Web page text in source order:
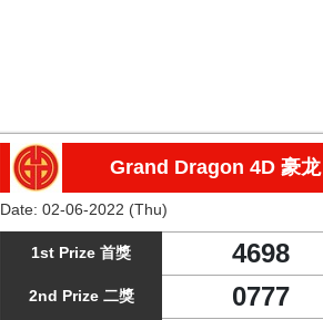
Grand Dragon 4D 豪龙
Date: 02-06-2022 (Thu)
1st Prize 首獎 4698
2nd Prize 二獎 0777